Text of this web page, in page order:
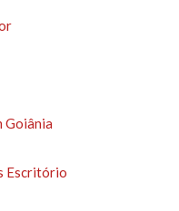
Goiânia
Escritório